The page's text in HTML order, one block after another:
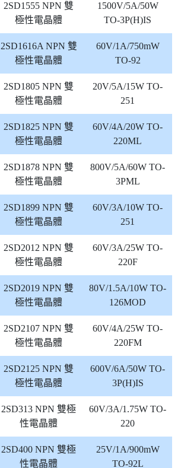
2SD1555 NPN 雙
極性電晶體
1500V/5A/50W
TO-3P(H)IS
2SD1616A NPN 雙
極性電晶體
60V/1A/750mW
TO-92
2SD1805 NPN 雙
極性電晶體
20V/5A/15W TO-
251
2SD1825 NPN 雙
極性電晶體
60V/4A/20W TO-
220ML
2SD1878 NPN 雙
極性電晶體
800V/5A/60W TO-
3PML
2SD1899 NPN 雙
極性電晶體
60V/3A/10W TO-
251
2SD2012 NPN 雙
極性電晶體
60V/3A/25W TO-
220F
2SD2019 NPN 雙
極性電晶體
80V/1.5A/10W TO-
126MOD
2SD2107 NPN 雙
極性電晶體
60V/4A/25W TO-
220FM
2SD2125 NPN 雙
極性電晶體
600V/6A/50W TO-
3P(H)IS
2SD313 NPN 雙極
性電晶體
60V/3A/1.75W TO-
220
2SD400 NPN 雙極
性電晶體
25V/1A/900mW
TO-92L